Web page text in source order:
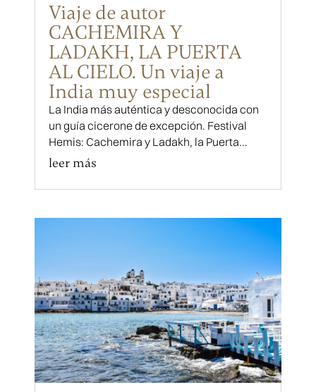
Viaje de autor
CACHEMIRA Y
LADAKH, LA PUERTA
AL CIELO. Un viaje a
India muy especial
La India más auténtica y desconocida con
un guía cicerone de excepción. Festival
Hemis: Cachemira y Ladakh, la Puerta...
leer más